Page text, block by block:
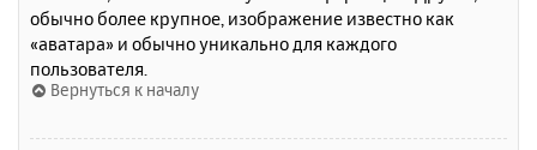
обычно более крупное, изображение известно как
«аватара» и обычно уникально для каждого
пользователя.
Вернуться к началу